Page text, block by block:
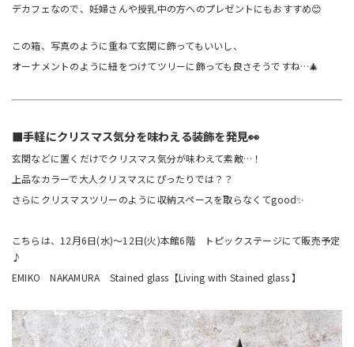
デカフェなので、妊婦さんや授乳中の方へのプレゼントにもおすすめ😊
この箱、写真のように重ねて玄関に飾ってもいいし、
オーナメントのように紐をつけてツリーに飾っても良さそうですね…🎄
■手軽にクリスマス気分を味わえる装飾を発見👀
玄関などに置くだけでクリスマス気分が味わえて素敵…！
上品なカラーで大人クリスマスにぴったりでは？？
さらにクリスマスツリーのように収納スペースを取らなくてgood✨
こちらは、12月6日(水)～12日(火)本館6階 トピックステージにて販売予定
♪
EMIKO NAKAMURA Stained glass【Living with Stained glass 】